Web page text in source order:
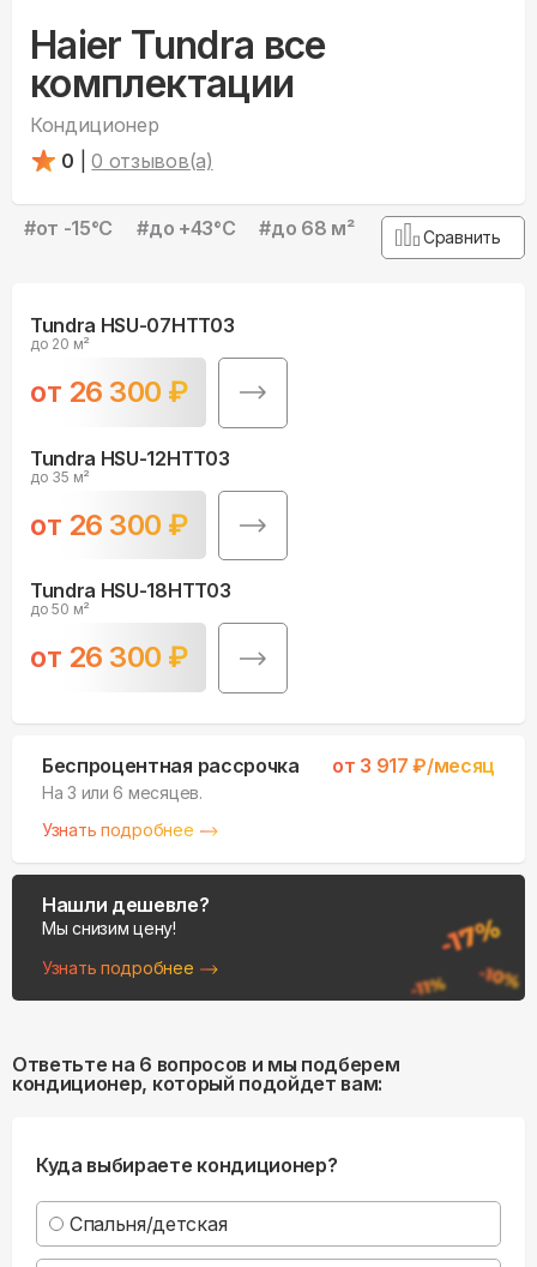
Haier Tundra все
комплектации
Кондиционер
0
0 отзывов(а)
#от -15°С #до +43°С #до 68 м² Сравнить
Tundra HSU-07HTT03
до 20 м²
от 26 300 ₽
Tundra HSU-12HTT03
до 35 м²
от 26 300 ₽
Tundra HSU-18HTT03
до 50 м²
от 26 300 ₽
Беспроцентная рассрочка от 3 917 ₽/месяц
На 3 или 6 месяцев.
Узнать подробнее
Нашли дешевле?
Мы снизим цену!
Узнать подробнее
Ответьте на 6 вопросов и мы подберем
кондиционер, который подойдет вам:
Куда выбираете кондиционер?
Спальня/детская